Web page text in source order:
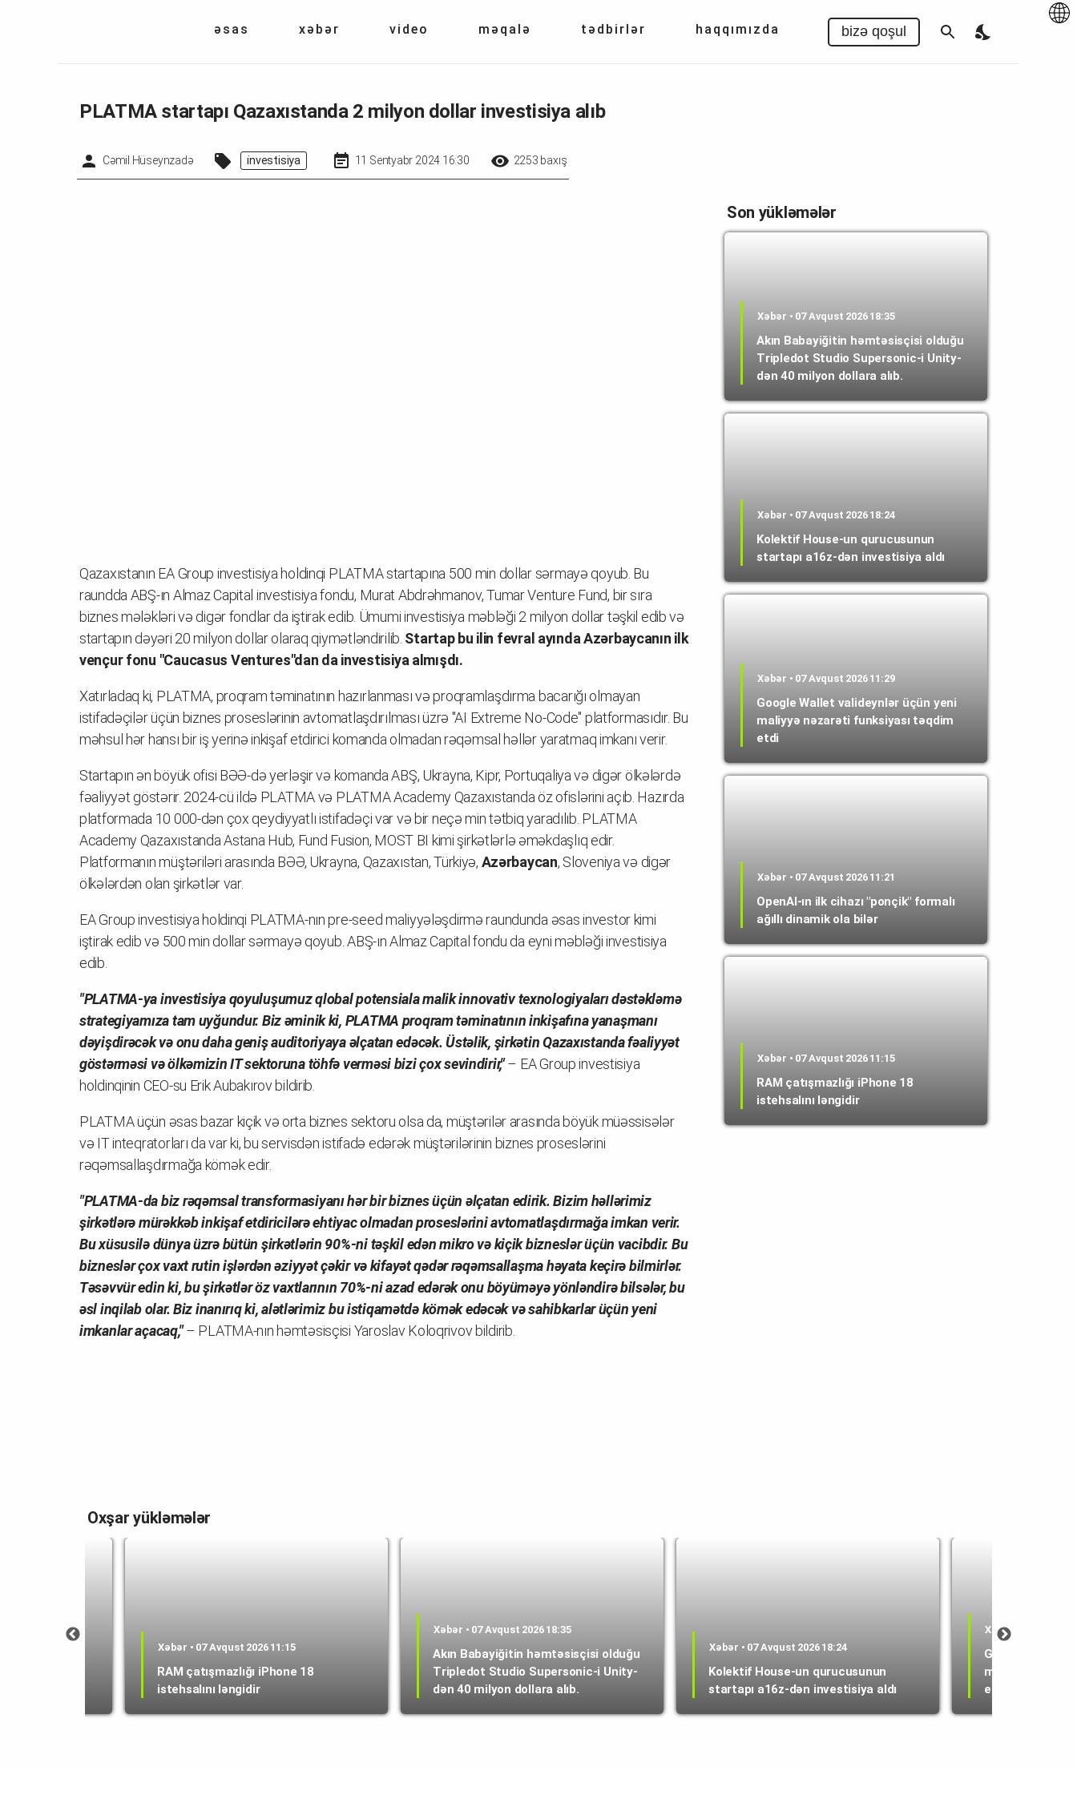
əsas xəbər video məqalə tədbirlər haqqımızda bizə qoşul
PLATMA startapı Qazaxıstanda 2 milyon dollar investisiya alıb
Cəmil Hüseynzadə i̇nvestisiya 11 Sentyabr 2024 16:30 2253 baxış
Qazaxıstanın EA Group investisiya holdinqi PLATMA startapına 500 min dollar sərmayə qoyub. Bu
raundda ABŞ-ın Almaz Capital investisiya fondu, Murat Abdrəhmanov, Tumar Venture Fund, bir sıra
biznes mələkləri və digər fondlar da iştirak edib. Ümumi investisiya məbləği 2 milyon dollar təşkil edib və
startapın dəyəri 20 milyon dollar olaraq qiymətləndirilib. Startap bu ilin fevral ayında Azərbaycanın ilk
vençur fonu "Caucasus Ventures"dan da investisiya almışdı.
Xatırladaq ki, PLATMA, proqram təminatının hazırlanması və proqramlaşdırma bacarığı olmayan
istifadəçilər üçün biznes proseslərinin avtomatlaşdırılması üzrə "AI Extreme No-Code" platformasıdır. Bu
məhsul hər hansı bir iş yerinə inkişaf etdirici komanda olmadan rəqəmsal həllər yaratmaq imkanı verir.
Startapın ən böyük ofisi BƏƏ-də yerləşir və komanda ABŞ, Ukrayna, Kipr, Portuqaliya və digər ölkələrdə
fəaliyyət göstərir. 2024-cü ildə PLATMA və PLATMA Academy Qazaxıstanda öz ofislərini açıb. Hazırda
platformada 10 000-dən çox qeydiyyatlı istifadəçi var və bir neçə min tətbiq yaradılıb. PLATMA
Academy Qazaxıstanda Astana Hub, Fund Fusion, MOST BI kimi şirkətlərlə əməkdaşlıq edir.
Platformanın müştəriləri arasında BƏƏ, Ukrayna, Qazaxıstan, Türkiyə, Azərbaycan, Sloveniya və digər
ölkələrdən olan şirkətlər var.
EA Group investisiya holdinqi PLATMA-nın pre-seed maliyyələşdirmə raundunda əsas investor kimi
iştirak edib və 500 min dollar sərmayə qoyub. ABŞ-ın Almaz Capital fondu da eyni məbləği investisiya
edib.
"PLATMA-ya investisiya qoyuluşumuz qlobal potensiala malik innovativ texnologiyaları dəstəkləmə
strategiyamıza tam uyğundur. Biz əminik ki, PLATMA proqram təminatının inkişafına yanaşmanı
dəyişdirəcək və onu daha geniş auditoriyaya əlçatan edəcək. Üstəlik, şirkətin Qazaxıstanda fəaliyyət
göstərməsi və ölkəmizin IT sektoruna töhfə verməsi bizi çox sevindirir,"– EA Group investisiya
holdinqinin CEO-su Erik Aubakırov bildirib.
PLATMA üçün əsas bazar kiçik və orta biznes sektoru olsa da, müştərilər arasında böyük müəssisələr
və IT inteqratorları da var ki, bu servisdən istifadə edərək müştərilərinin biznes proseslərini
rəqəmsallaşdırmağa kömək edir.
"PLATMA-da biz rəqəmsal transformasiyanı hər bir biznes üçün əlçatan edirik. Bizim həllərimiz
şirkətlərə mürəkkəb inkişaf etdiricilərə ehtiyac olmadan proseslərini avtomatlaşdırmağa imkan verir.
Bu xüsusilə dünya üzrə bütün şirkətlərin 90%-ni təşkil edən mikro və kiçik bizneslər üçün vacibdir. Bu
bizneslər çox vaxt rutin işlərdən əziyyət çəkir və kifayət qədər rəqəmsallaşma həyata keçirə bilmirlər.
Təsəvvür edin ki, bu şirkətlər öz vaxtlarının 70%-ni azad edərək onu böyüməyə yönləndirə bilsələr, bu
əsl inqilab olar. Biz inanırıq ki, alətlərimiz bu istiqamətdə kömək edəcək və sahibkarlar üçün yeni
imkanlar açacaq,"– PLATMA-nın həmtəsisçisi Yaroslav Koloqrivov bildirib.
Son yükləmələr
Xəbər • 07 Avqust 2026 18:35
Akın Babayiğitin həmtəsisçisi olduğu
Tripledot Studio Supersonic-i Unity-
dən 40 milyon dollara alıb.
Xəbər • 07 Avqust 2026 18:24
Kolektif House-un qurucusunun
startapı a16z-dən investisiya aldı
Xəbər • 07 Avqust 2026 11:29
Google Wallet valideynlər üçün yeni
maliyyə nəzarəti funksiyası təqdim
etdi
Xəbər • 07 Avqust 2026 11:21
OpenAI-ın ilk cihazı "ponçik" formalı
ağıllı dinamik ola bilər
Xəbər • 07 Avqust 2026 11:15
RAM çatışmazlığı iPhone 18
istehsalını ləngidir
Oxşar yükləmələr
Xəbər • 07 Avqust 2026 11:15
RAM çatışmazlığı iPhone 18
istehsalını ləngidir
Xəbər • 07 Avqust 2026 18:35
Akın Babayiğitin həmtəsisçisi olduğu
Tripledot Studio Supersonic-i Unity-
dən 40 milyon dollara alıb.
Xəbər • 07 Avqust 2026 18:24
Kolektif House-un qurucusunun
startapı a16z-dən investisiya aldı
Xəbər • 07 Avqust
Google Wallet
maliyyə
etdi